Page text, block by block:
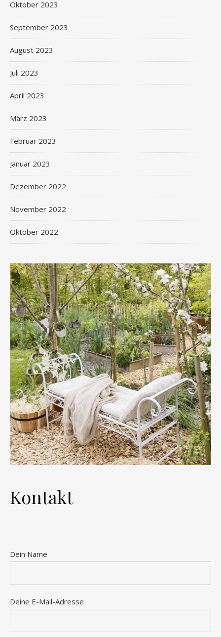
Oktober 2023
September 2023
August 2023
Juli 2023
April 2023
März 2023
Februar 2023
Januar 2023
Dezember 2022
November 2022
Oktober 2022
Kontakt
Dein Name
Deine E-Mail-Adresse